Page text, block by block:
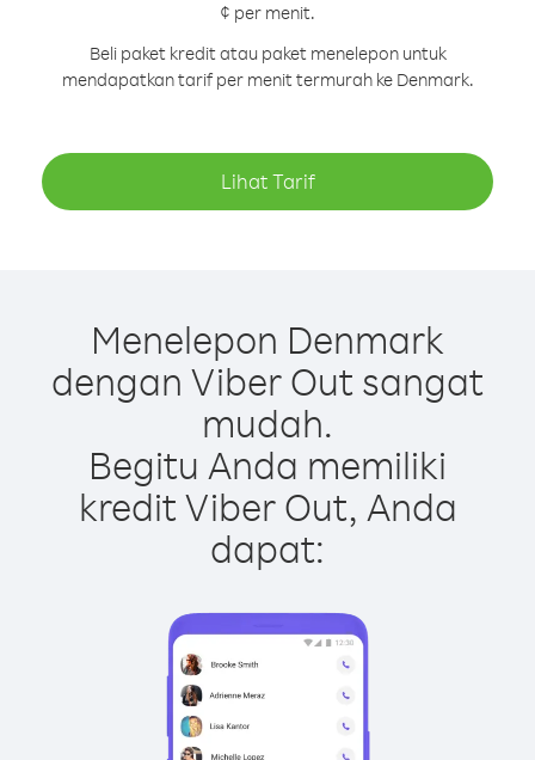
¢ per menit.
Beli paket kredit atau paket menelepon untuk
mendapatkan tarif per menit termurah ke Denmark.
Lihat Tarif
Menelepon Denmark
dengan Viber Out sangat
mudah.
Begitu Anda memiliki
kredit Viber Out, Anda
dapat: